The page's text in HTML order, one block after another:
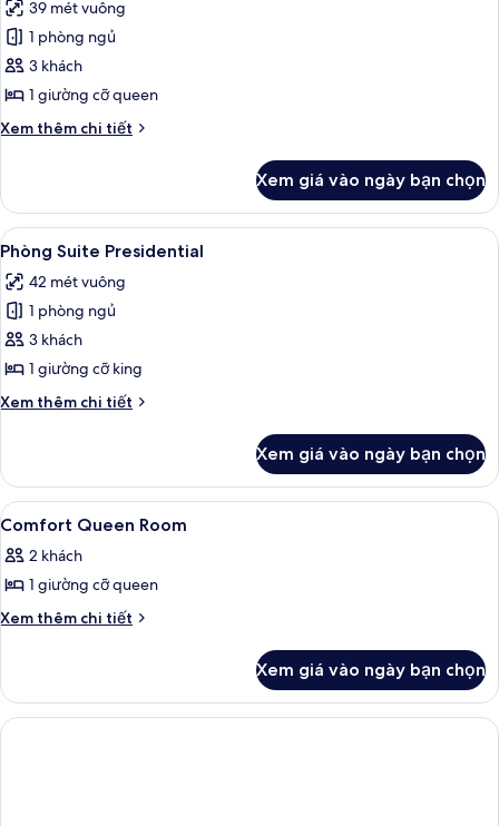
Premium
cả
ảnh
Phòng
Suite
(Niranta
Suite)
39 mét vuông
1 phòng ngủ
3 khách
1 giường cỡ queen
Xem thêm chi tiết
Chi
Phòng
Suite
(Niranta
Xem giá vào ngày bạn chọn
Xem
tất
cả
ảnh
Phòng
Suite
Presidential
Phòng Suite Presidential | Bộ đồ
8
Phòng Suite Presidential
42 mét vuông
1 phòng ngủ
3 khách
1 giường cỡ king
Xem thêm chi tiết
Chi
Phòng
Suite
Presidential
Xem giá vào ngày bạn chọn
Xem
tất
cả
ảnh
Comfort
Bộ đồ giường cao cấp, két bảo mật
2
Comfort Queen Room
2 khách
1 giường cỡ queen
Xem thêm chi tiết
Chi
Comfort
Queen
Room
Xem giá vào ngày bạn chọn